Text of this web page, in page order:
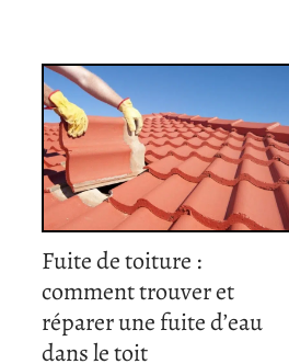
Fuite de toiture :
comment trouver et
réparer une fuite d’eau
dans le toit